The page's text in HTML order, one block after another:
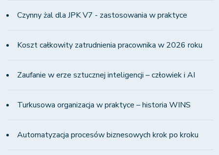
Czynny żal dla JPK V7 - zastosowania w praktyce
Koszt całkowity zatrudnienia pracownika w 2026 roku
Zaufanie w erze sztucznej inteligencji – człowiek i AI
Turkusowa organizacja w praktyce – historia WINS
Automatyzacja procesów biznesowych krok po kroku